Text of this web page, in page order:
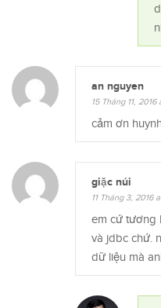
an nguyen
15 Tháng 11, 2016
cảm ơn
giặc núi
11 Tháng 3, 2016
em cứ tương
và jdbc chứ.
dữ liệu mà